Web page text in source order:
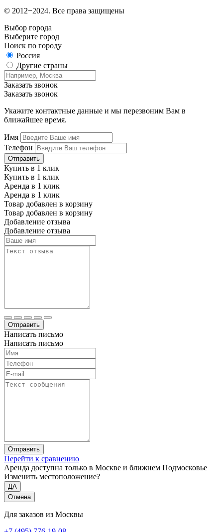
© 2012−2024. Все права защищены
Выбор города
Выберите город
Поиск по городу
Россия
Другие страны
Заказать звонок
Заказать звонок
Укажите контактные данные и мы перезвоним Вам в
ближайшее время.
Имя
Телефон
Отправить
Купить в 1 клик
Купить в 1 клик
Аренда в 1 клик
Аренда в 1 клик
Товар добавлен в корзину
Товар добавлен в корзину
Добавление отзыва
Добавление отзыва
Отправить
Написать письмо
Написать письмо
Отправить
Перейти к сравнению
Аренда доступна только в Москве и ближнем Подмосковье
Изменить местоположение?
ДА
Отмена
Для заказов из Москвы